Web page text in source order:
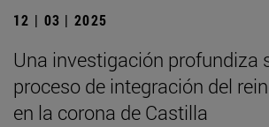
12 | 03 | 2025
Una investigación profundiza
proceso de integración del
en la corona de Castilla